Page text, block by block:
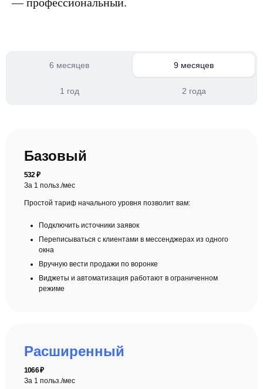
6 месяцев 9 месяцев
1 год 2 года
Базовый
532₽
За 1 польз./мес
Простой тариф начального уровня позволит вам:
Подключить источники заявок
Переписываться с клиентами в мессенджерах из одного
окна
Вручную вести продажи по воронке
Виджеты и автоматизация работают в ограниченном
режиме
Расширенный
1066₽
За 1 польз./мес